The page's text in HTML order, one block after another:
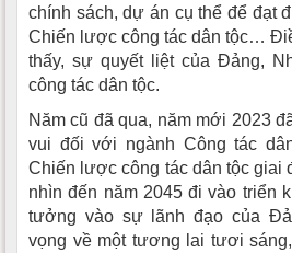
chính sách, dự án cụ thể để đạt
Chiến lược công tác dân tộc…
thấy, sự quyết liệt của Đảng,
công tác dân tộc.
Năm cũ đã qua, năm mới 2023
vui đối với ngành Công tác
Chiến lược công tác dân tộc giai
nhìn đến năm 2045 đi vào triển
tưởng vào sự lãnh đạo của
vọng về một tương lai tươi